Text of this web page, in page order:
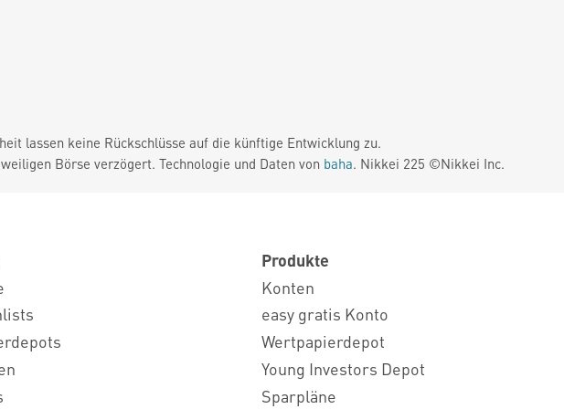
lassen keine Rückschlüsse auf die künftige Entwicklung zu.
Börse verzögert. Technologie und Daten von baha. Nikkei 225 ©Nikkei Inc.
Produkte
Konten
easy gratis Konto
Wertpapierdepot
Young Investors Depot
Sparpläne